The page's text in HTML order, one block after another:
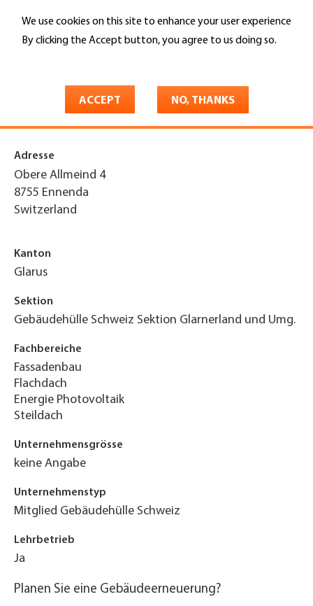
We use cookies on this site to enhance your user experience
By clicking the Accept button, you agree to us doing so.
ACCEPT NO, THANKS
main
Search
Tibisch Immobilien AG
Adresse
Obere Allmeind 4
8755 Ennenda
Switzerland
Kanton
Glarus
Sektion
Gebäudehülle Schweiz Sektion Glarnerland und Umg.
Fachbereiche
Fassadenbau
Flachdach
Energie Photovoltaik
Steildach
Unternehmensgrösse
keine Angabe
Unternehmenstyp
Mitglied Gebäudehülle Schweiz
Lehrbetrieb
Ja
Planen Sie eine Gebäudeerneuerung?